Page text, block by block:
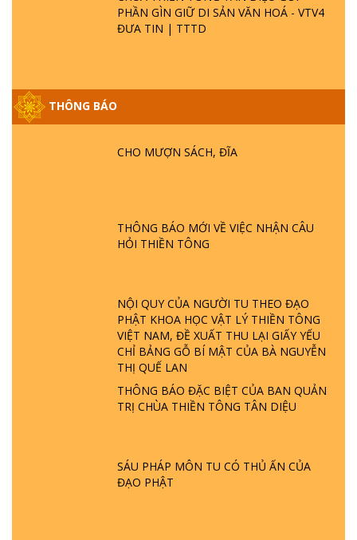
PHẦN GÌN GIỮ DI SẢN VĂN HOÁ - VTV4
ĐƯA TIN | TTTD
THÔNG BÁO
CHO MƯỢN SÁCH, ĐĨA
THÔNG BÁO MỚI VỀ VIỆC NHẬN CÂU
HỎI THIỀN TÔNG
NỘI QUY CỦA NGƯỜI TU THEO ĐẠO
PHẬT KHOA HỌC VẬT LÝ THIỀN TÔNG
VIỆT NAM, ĐỀ XUẤT THU LẠI GIẤY YẾU
CHỈ BẢNG GỖ BÍ MẬT CỦA BÀ NGUYỄN
THỊ QUẾ LAN
THÔNG BÁO ĐẶC BIỆT CỦA BAN QUẢN
TRỊ CHÙA THIỀN TÔNG TÂN DIỆU
SÁU PHÁP MÔN TU CÓ THỦ ẤN CỦA
ĐẠO PHẬT
HỘI GÌ? TỬ VÌ ĐẠO
PHẬT GIỚI CÓ THỜI GIAN KHÔNG? |
TTTD
LÀ AI? QUỶ SA TĂNG? | TTTD
GIẢI ĐÁP THIỀN TÔNG ĐẶC BIỆT P22 - TẠI
SAO TRÁI ĐẤT NHIỀU THIÊN TAI - LŨ LỤT
- HỎA HOẠN | TTTD